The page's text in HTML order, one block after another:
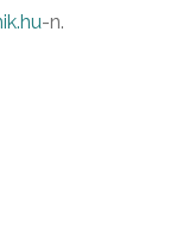
-n.